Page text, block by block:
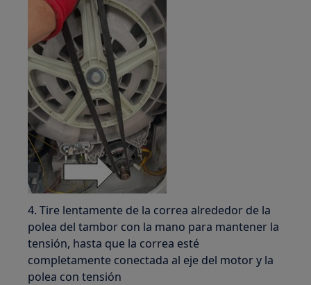
4. Tire lentamente de la correa alrededor de la
polea del tambor con la mano para mantener la
tensión, hasta que la correa esté
completamente conectada al eje del motor y la
polea con tensión